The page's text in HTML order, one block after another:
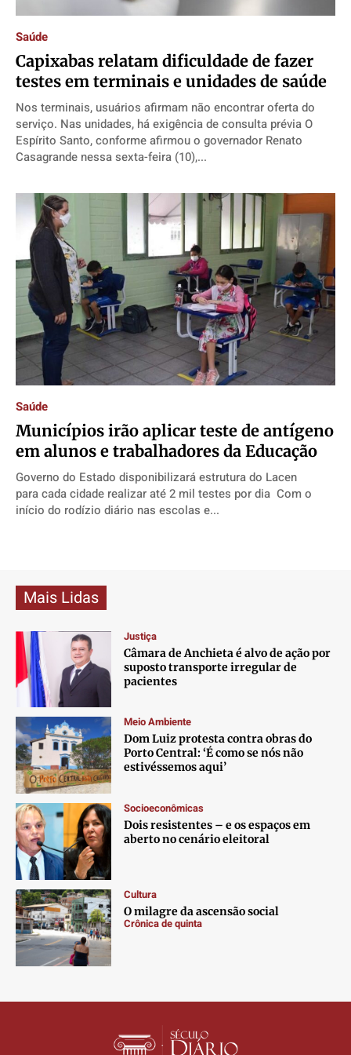
Direitos
Economia
Cultura
Colunas
Caetano Roque
Gustavo Bastos
Jr Mignone (in memorian)
Publicidade Legal
Anuncie
Quem Somos
Expediente
Contato
Anuncie
Termos de Uso
Privacidade
Direitos
Economia
Cultura
Colunas
Caetano Roque
Gustavo Bastos
Jr Mignone (in memorian)
Publicidade Legal
Anuncie
Quem Somos
Expediente
Contato
Anuncie
Termos de Uso
Privacidade
Direitos
Economia
Cultura
Colunas
Caetano Roque
Gustavo Bastos
Jr Mignone (in memorian)
Publicidade Legal
Anuncie
Quem Somos
Expediente
Contato
Anuncie
Termos de Uso
Privacidade
Direitos
Economia
Cultura
Colunas
Caetano Roque
Gustavo Bastos
Jr Mignone (in memorian)
Publicidade Legal
Anuncie
Quem Somos
Expediente
Contato
Anuncie
Termos de Uso
Privacidade
Saúde
​Capixabas relatam dificuldade de fazer
testes em terminais e unidades de saúde
Nos terminais, usuários afirmam não encontrar oferta do
serviço. Nas unidades, há exigência de consulta prévia O
Espírito Santo, conforme afirmou o governador Renato
Casagrande nessa sexta-feira (10),...
Saúde
Municípios irão aplicar teste de antígeno
em alunos e trabalhadores da Educação
Governo do Estado disponibilizará estrutura do Lacen
para cada cidade realizar até 2 mil testes por dia Com o
início do rodízio diário nas escolas e...
Mais Lidas
Justiça
Câmara de Anchieta é alvo de ação por
suposto transporte irregular de
pacientes
Meio Ambiente
Dom Luiz protesta contra obras do
Porto Central: ‘É como se nós não
estivéssemos aqui’
Socioeconômicas
Dois resistentes – e os espaços em
aberto no cenário eleitoral
Cultura
O milagre da ascensão social
Crônica de quinta